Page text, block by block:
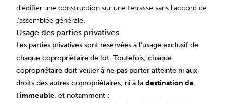
d’édifier une construction sur une terrasse sans l’accord de
l’assemblée générale.
Usage des parties privatives
Les parties privatives sont réservées à l’usage exclusif de
chaque copropriétaire de lot. Toutefois, chaque
copropriétaire doit veiller à ne pas porter atteinte ni aux
droits des autres copropriétaires, ni à la destination de
l’immeuble, et notamment :